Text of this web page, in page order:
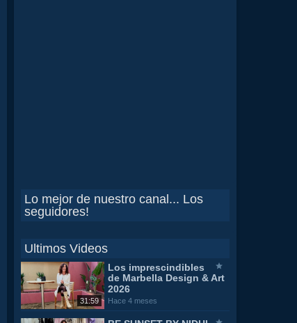
Lo mejor de nuestro canal... Los
seguidores!
Ultimos Videos
31:59
Los imprescindibles
de Marbella Design & Art
2026
Hace 4 meses